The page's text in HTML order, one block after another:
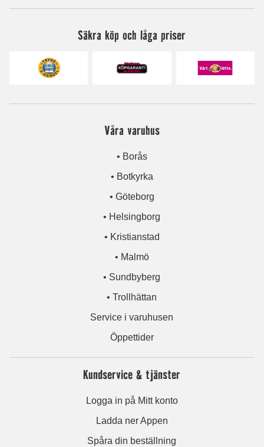
Säkra köp och låga priser
Våra varuhus
• Borås
• Botkyrka
• Göteborg
• Helsingborg
• Kristianstad
• Malmö
• Sundbyberg
• Trollhättan
Service i varuhusen
Öppettider
Kundservice & tjänster
Logga in på Mitt konto
Ladda ner Appen
Spåra din beställning